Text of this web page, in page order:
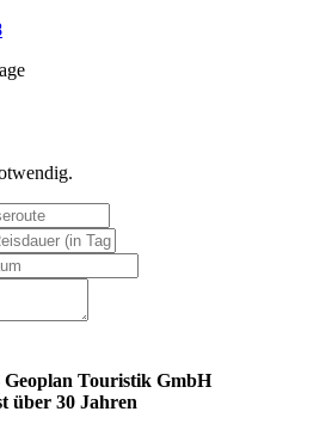
Touristik GmbH
über 30 Jahren